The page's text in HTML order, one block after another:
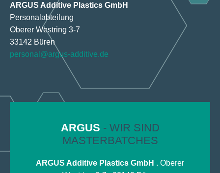
ARGUS Additive Plastics GmbH
Personalabteilung
Oberer Westring 3-7
33142 Büren
personal@argus-additive.de
ARGUS - WIR SIND
MASTERBATCHES
ARGUS Additive Plastics GmbH . Oberer